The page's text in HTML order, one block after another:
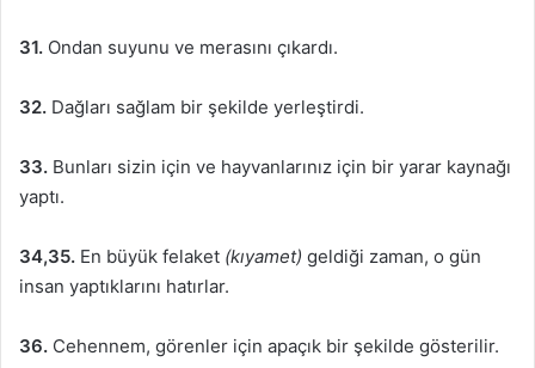
31. Ondan suyunu ve merasını çıkardı.
32. Dağları sağlam bir şekilde yerleştirdi.
33. Bunları sizin için ve hayvanlarınız için bir yarar kaynağı
yaptı.
34,35. En büyük felaket (kıyamet) geldiği zaman, o gün
insan yaptıklarını hatırlar.
36. Cehennem, görenler için apaçık bir şekilde gösterilir.